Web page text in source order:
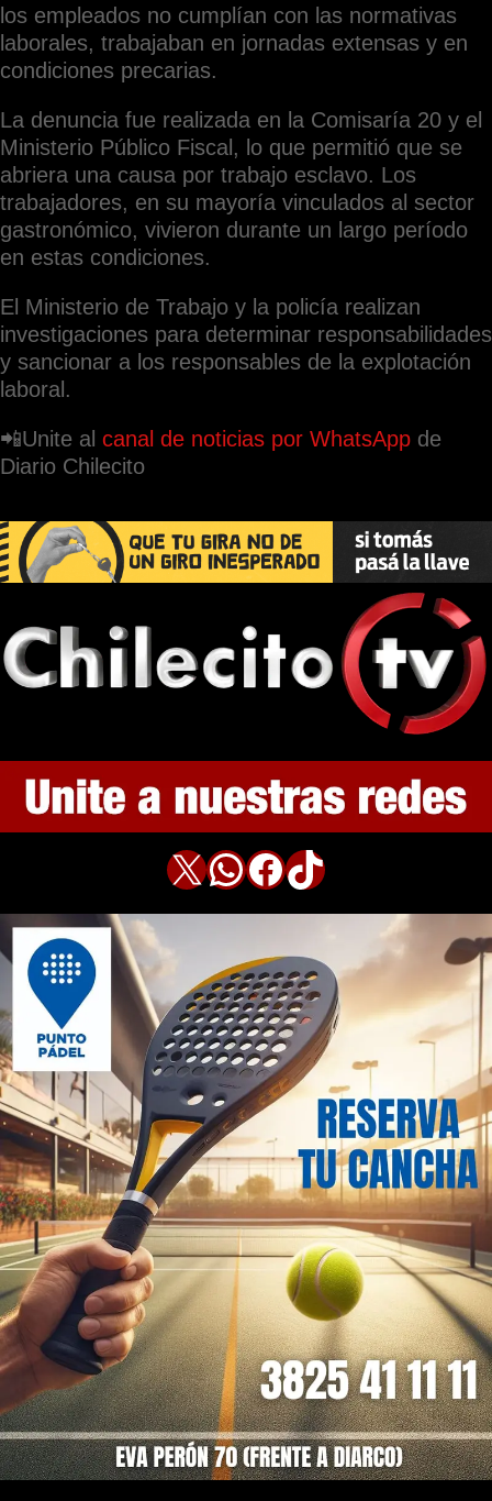
los empleados no cumplían con las normativas
laborales, trabajaban en jornadas extensas y en
condiciones precarias.
La denuncia fue realizada en la Comisaría 20 y el
Ministerio Público Fiscal, lo que permitió que se
abriera una causa por trabajo esclavo. Los
trabajadores, en su mayoría vinculados al sector
gastronómico, vivieron durante un largo período
en estas condiciones.
El Ministerio de Trabajo y la policía realizan
investigaciones para determinar responsabilidades
y sancionar a los responsables de la explotación
laboral.
📲Unite al canal de noticias por WhatsApp de
Diario Chilecito
X WhatsApp Facebook TikTok